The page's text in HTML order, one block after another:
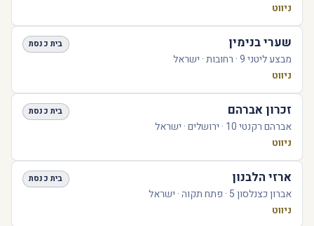
ניווט
שערי בנימין בית כנסת
מבצע ליטני 9 · רחובות · ישראל
ניווט
זכרון אברהם בית כנסת
אברהם רקנטי 10 · ירושלים · ישראל
ניווט
ארזי הלבנון בית כנסת
אברון כצנלסון 5 · פתח תקוה · ישראל
ניווט